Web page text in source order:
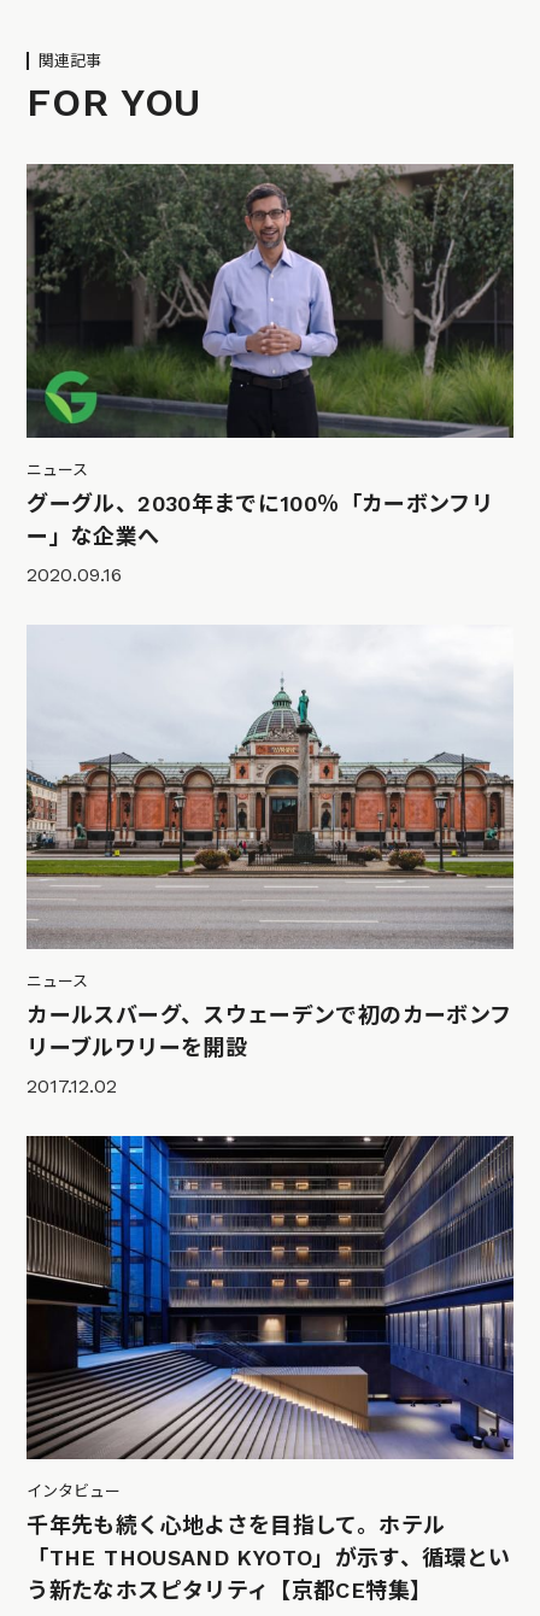
関連記事
FOR YOU
ニュース
グーグル、2030年までに100％「カーボンフリ
ー」な企業へ
2020.09.16
ニュース
カールスバーグ、スウェーデンで初のカーボンフ
リーブルワリーを開設
2017.12.02
インタビュー
千年先も続く心地よさを目指して。ホテル
「THE THOUSAND KYOTO」が示す、循環とい
う新たなホスピタリティ【京都CE特集】